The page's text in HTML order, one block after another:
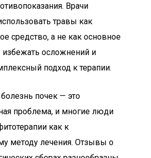
Врачи
травы как
средство, а не как основное
избежать осложнений и
подход к терапии.
почек — это
проблема, и многие люди
как к
методу лечения. Отзывы о